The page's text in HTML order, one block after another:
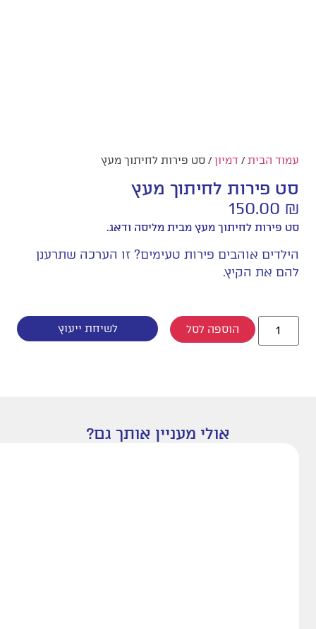
עמוד הבית/ דמיון/ סט פירות לחיתוך מעץ
סט פירות לחיתוך מעץ
150.00 ₪
סט פירות לחיתוך מעץ מבית מליסה ודאג.
הילדים אוהבים פירות טעימים? זו הערכה שתרענן
להם את הקיץ.
הוספה לסל לשיחת ייעוץ
אולי מעניין אותך גם?